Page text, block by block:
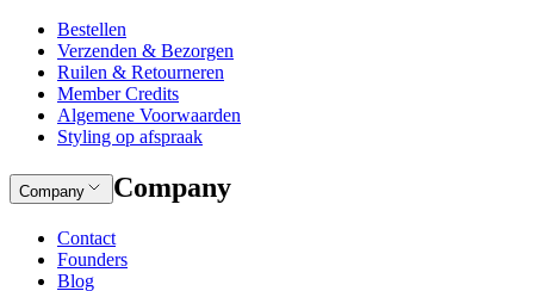
Bestellen
Verzenden & Bezorgen
Ruilen & Retourneren
Member Credits
Algemene Voorwaarden
Styling op afspraak
Company Company
Contact
Founders
Blog